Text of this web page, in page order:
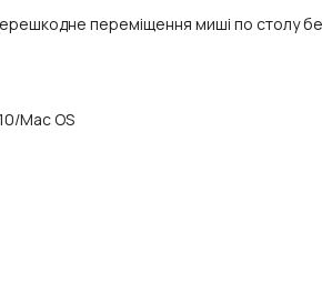
переміщення миші по столу
Mac OS